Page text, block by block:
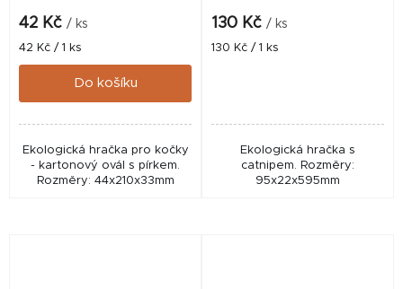
42 Kč / ks
Měrná
cena:
42 Kč / 1 ks
Do košíku
Ekologická hračka pro kočky
- kartonový ovál s pírkem.
Rozměry: 44x210x33mm
130 Kč / ks
Měrná
130 Kč / 1 ks
Ekologická hračka s
catnipem. Rozměry:
95x22x595mm